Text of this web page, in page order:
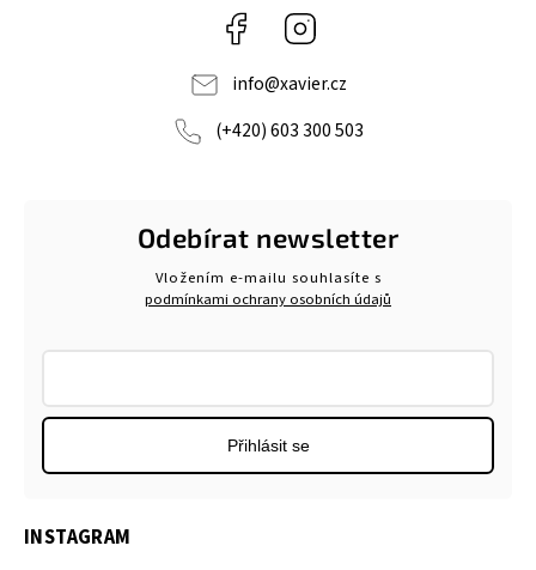
Facebook
info@xavier.cz
(+420) 603 300 503
Odebírat newsletter
Vložením e-mailu souhlasíte s
podmínkami ochrany osobních údajů
Přihlásit se
INSTAGRAM